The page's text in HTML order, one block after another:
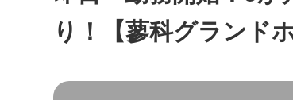
り！【蓼科グランド